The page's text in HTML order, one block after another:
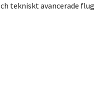
tekniskt avancerade